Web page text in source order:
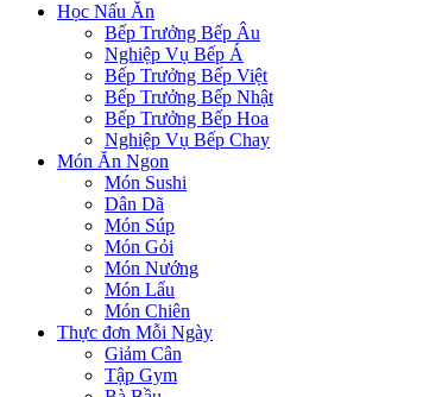
Học Nấu Ăn
Bếp Trưởng Bếp Âu
Nghiệp Vụ Bếp Á
Bếp Trưởng Bếp Việt
Bếp Trưởng Bếp Nhật
Bếp Trưởng Bếp Hoa
Nghiệp Vụ Bếp Chay
Món Ăn Ngon
Món Sushi
Dân Dã
Món Súp
Món Gỏi
Món Nướng
Món Lẩu
Món Chiên
Thực đơn Mỗi Ngày
Giảm Cân
Tập Gym